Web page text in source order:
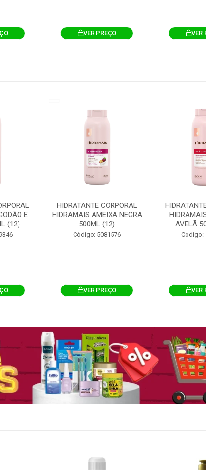
VER PREÇO VER
E
(12)
HIDRATANTE CORPORAL
HIDRAMAIS AMEIXA NEGRA
500ML (12)
Código: 5081576
VER PREÇO
AVELÃ
Código:
VER